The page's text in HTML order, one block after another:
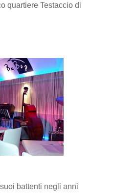
quartiere Testaccio di
battenti negli anni